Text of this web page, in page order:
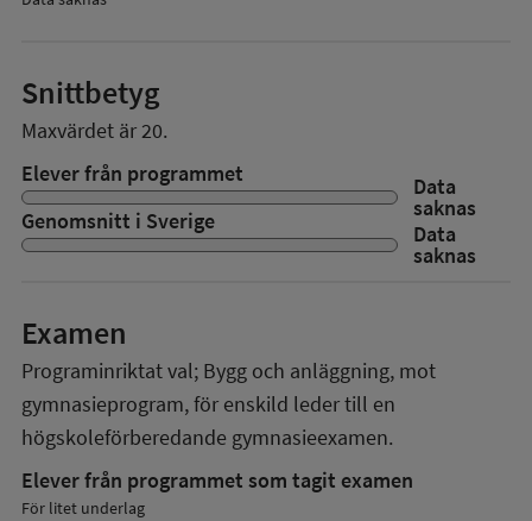
Snittbetyg
Maxvärdet är 20.
Elever från programmet
Data
saknas
Genomsnitt i Sverige Data
saknas
Examen
Programinriktat val; Bygg och anläggning, mot
gymnasieprogram, för enskild leder till en
högskoleförberedande gymnasieexamen.
Elever från programmet som tagit examen
För litet underlag